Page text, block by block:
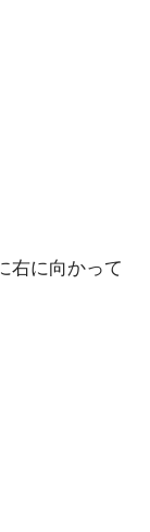
右に向かって